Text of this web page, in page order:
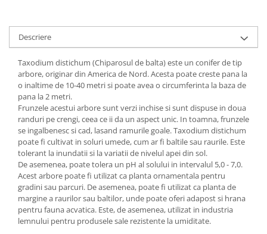
Descriere
Taxodium distichum (Chiparosul de balta) este un conifer de tip
arbore, originar din America de Nord. Acesta poate creste pana la
o inaltime de 10-40 metri si poate avea o circumferinta la baza de
pana la 2 metri.
Frunzele acestui arbore sunt verzi inchise si sunt dispuse in doua
randuri pe crengi, ceea ce ii da un aspect unic. In toamna, frunzele
se ingalbenesc si cad, lasand ramurile goale. Taxodium distichum
poate fi cultivat in soluri umede, cum ar fi baltile sau raurile. Este
tolerant la inundatii si la variatii de nivelul apei din sol.
De asemenea, poate tolera un pH al solului in intervalul 5,0 - 7,0.
Acest arbore poate fi utilizat ca planta ornamentala pentru
gradini sau parcuri. De asemenea, poate fi utilizat ca planta de
margine a raurilor sau baltilor, unde poate oferi adapost si hrana
pentru fauna acvatica. Este, de asemenea, utilizat in industria
lemnului pentru produsele sale rezistente la umiditate.